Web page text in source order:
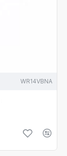
WR14VBNA